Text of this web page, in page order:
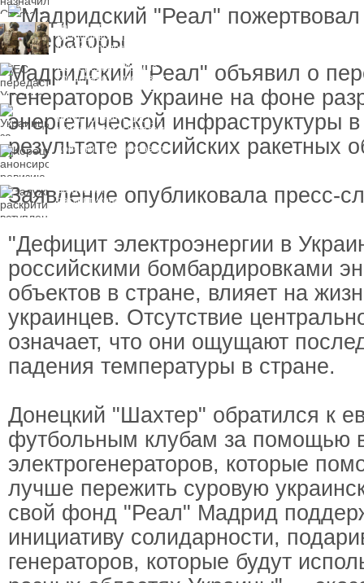
Топ-чиновнику
Воздушных сил
вручили подозрение по
1 млрд гривен
ЕС передаст Украине
средства от доходов от
замороженных активов
России
Украинцы за рубежом
могут потерять доступ
к госжилью и выплатам
Корецкий анонсировал
ревизию госбюджета
Залужный
раскритиковал
вступление Украины в
Мадридский "Реал" объявил о
генераторов Украине на фоне
энергетической инфраструктуры
результате российских ракетных
Заявление опубликовала пресс-
"Дефицит электроэнергии в
российскими бомбардировками
объектов в стране, влияет на
украинцев. Отсутствие
означает, что они ощущают
падения температуры в стране.
Донецкий "Шахтер" обратился к
футбольным клубам за помощью
электрогенераторов, которые
лучше пережить суровую
свой фонд "Реал" Мадрид
инициативу солидарности,
генераторов, которые будут